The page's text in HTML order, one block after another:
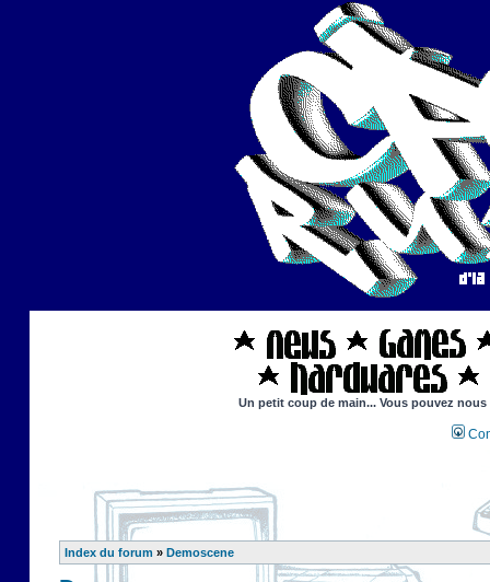
Un petit coup de main... Vous pouvez
Index du forum » Demoscene